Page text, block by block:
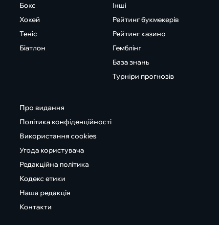
Бокс
Хокей
Теніс
Біатлон
Інші
Рейтинг букмекерів
Рейтинг казино
Гемблінг
База знань
Турніри прогнозів
Про видання
Політика конфіденційності
Використання cookies
Угода користувача
Редакційна політика
Кодекс етики
Наша редакція
Контакти